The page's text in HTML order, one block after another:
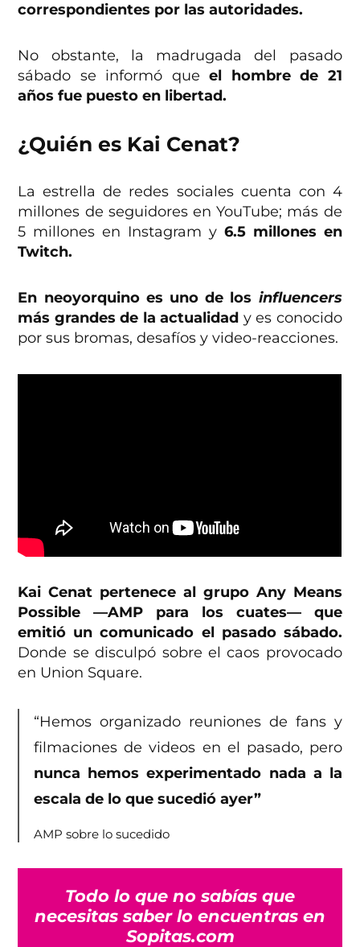
correspondientes por las autoridades.
No obstante, la madrugada del pasado
sábado se informó queel hombre de 21
años fue puesto en libertad.
¿Quién es Kai Cenat?
La estrella de redes sociales cuenta con 4
millones de seguidores en YouTube; más de
5 millones en Instagram y 6.5 millones en
Twitch.
En neoyorquino es uno de los influencers
más grandes de la actualidad y es conocido
por sus bromas, desafíos y video-reacciones.
Kai Cenat pertenece al grupo Any Means
Possible —AMP para los cuates— que
emitió un comunicado el pasado sábado.
Donde se disculpó sobre el caos provocado
en Union Square.
“Hemos organizado reuniones de fans y
filmaciones de videos en el pasado, pero
nunca hemos experimentado nada a la
escala de lo que sucedió ayer”
AMP sobre lo sucedido
Todo lo que no sabías que
necesitas saber lo encuentras en
Sopitas.com